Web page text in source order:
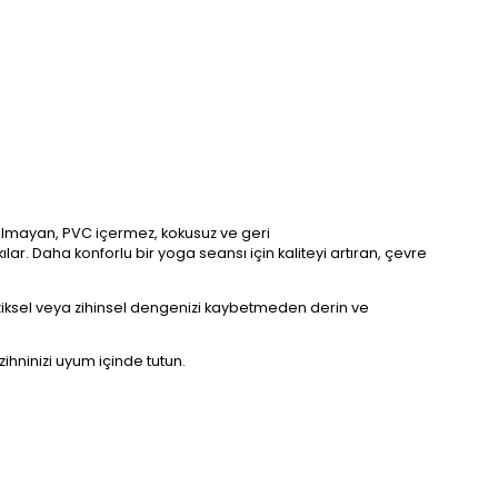
PVC içermez, kokusuz ve geri
Daha konforlu bir yoga seansı için kaliteyi artıran, çevre
veya zihinsel dengenizi kaybetmeden derin ve
uyum içinde tutun.